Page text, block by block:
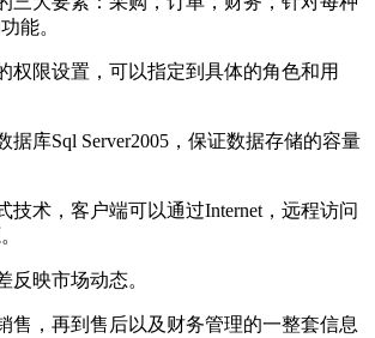
能。
权限设置，可以指定到具体的角色和用
据库Sql Server2005，保证数据存储的容量
技术，客户端可以通过Internet，远程访问
反映市场动态。
售，再到售后以及财务管理的一整套信息